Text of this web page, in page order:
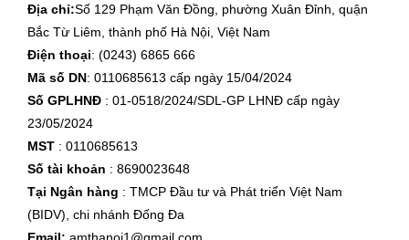
Địa chỉ:Số 129 Phạm Văn Đồng, phường Xuân Đỉnh, quận
Bắc Từ Liêm, thành phố Hà Nội, Việt Nam
Điện thoại: (0243) 6865 666
Mã số DN: 0110685613 cấp ngày 15/04/2024
Số GPLHNĐ : 01-0518/2024/SDL-GP LHNĐ cấp ngày
23/05/2024
MST : 0110685613
Số tài khoản : 8690023648
Tại Ngân hàng : TMCP Đầu tư và Phát triển Việt Nam
(BIDV), chi nhánh Đống Đa